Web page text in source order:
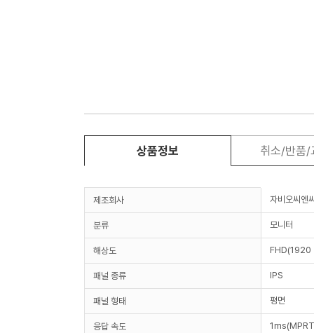
상품정보 취소/반품/
제조회사 자비오씨엔
분류 모니터
해상도
패널 종류 IPS
패널 형태 평면
응답 속도